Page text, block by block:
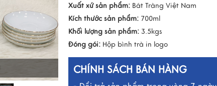
Xuất xứ sản phẩm: Bát Tràng Việt Nam
Kích thước sản phẩm: 700ml
Khối lượng sản phẩm: 3.5kgs
Đóng gói: Hộp bình trà in logo
CHÍNH SÁCH BÁN HÀNG